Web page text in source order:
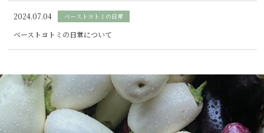
2024.07.04 ベーストヨトミの日常
ベーストヨトミの日常について